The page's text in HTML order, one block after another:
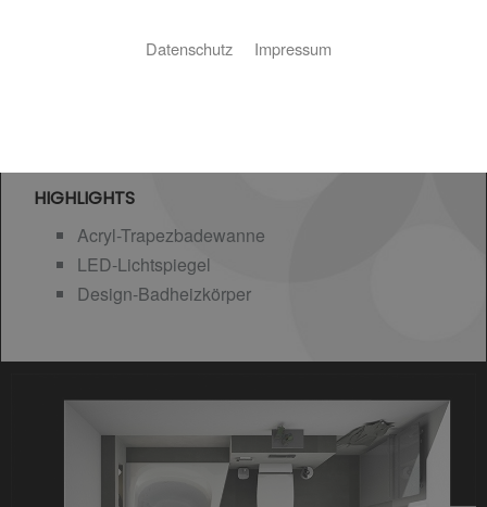
HIGHLIGHTS
Acryl-Trapezbadewanne
LED-Lichtspiegel
Design-Badheizkörper
Datenschutz Impressum